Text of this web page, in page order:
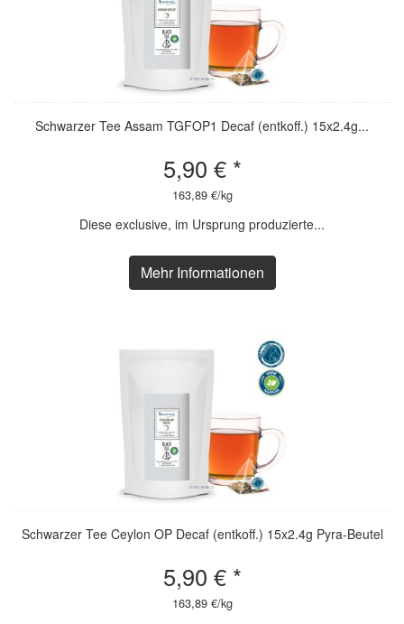
Schwarzer Tee Assam TGFOP1 Decaf (entkoff.) 15x2.4g...
5,90 € *
163,89 €/kg
Diese exclusive, im Ursprung produzierte...
Mehr Informationen
Schwarzer Tee Ceylon OP Decaf (entkoff.) 15x2.4g Pyra-Beutel
5,90 € *
163,89 €/kg